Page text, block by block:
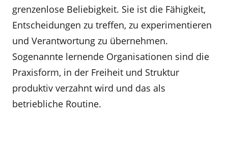
grenzenlose Beliebigkeit. Sie ist die Fähigkeit,
Entscheidungen zu treffen, zu experimentieren
und Verantwortung zu übernehmen.
Sogenannte lernende Organisationen sind die
Praxisform, in der Freiheit und Struktur
produktiv verzahnt wird und das als
betriebliche Routine.